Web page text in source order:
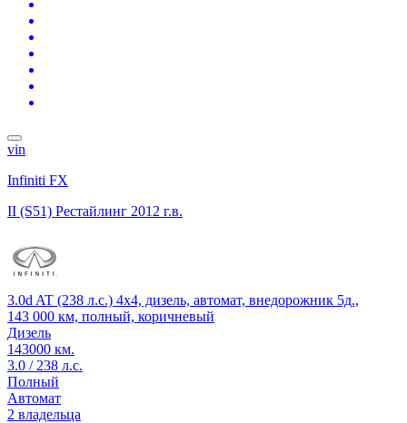
vin
Infiniti FX
II (S51) Рестайлинг 2012 г.в.
3.0d AT (238 л.с.) 4x4, дизель, автомат, внедорожник 5д.,
143 000 км, полный, коричневый
Дизель
143000 км.
3.0 / 238 л.с.
Полный
Автомат
2 владельца